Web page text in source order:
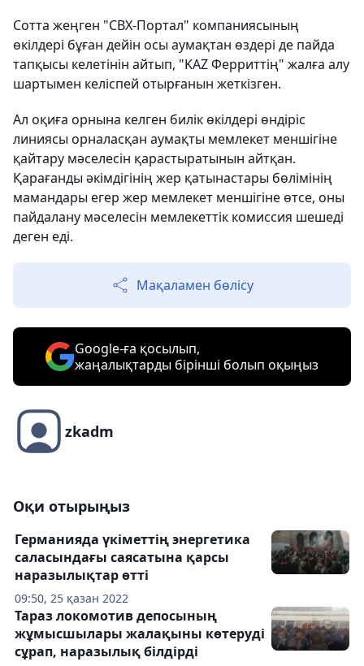
Сотта жеңген "СВХ-Портал" компаниясының
өкілдері бұған дейін осы аумақтан өздері де пайда
тапқысы келетінін айтып, "KAZ Ферриттің" жалға алу
шартымен келіспей отырғанын жеткізген.
Ал оқиға орнына келген билік өкілдері өндіріс
линиясы орналасқан аумақты мемлекет меншігіне
қайтару мәселесін қарастыратынын айтқан.
Қарағанды әкімдігінің жер қатынастары бөлімінің
мамандары егер жер мемлекет меншігіне өтсе, оны
пайдалану мәселесін мемлекеттік комиссия шешеді
деген еді.
Мақаламен бөлісу
Google-ға қосылып,
жаңалықтарды бірінші болып оқыңыз
zkadm
Оқи отырыңыз
09:50, 25 қазан 2022
Германияда үкіметтің энергетика
саласындағы саясатына қарсы
наразылықтар өтті
Тараз локомотив депосының
жұмысшылары жалақыны көтеруді
сұрап, наразылық білдірді